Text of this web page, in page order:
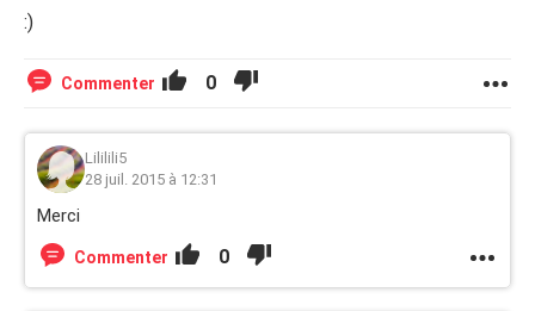
:)
Commenter 0
Lililili5
28 juil. 2015 à 12:31
Merci
Commenter 0